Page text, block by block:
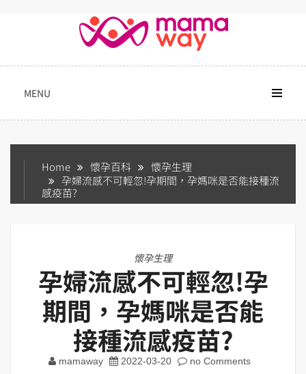
MENU
Home 懷孕百科
懷孕生理
孕婦流感不可輕忽!孕期間，孕媽咪是否能接種流
感疫苗?
懷孕生理
孕婦流感不可輕忽!孕
期間，孕媽咪是否能
接種流感疫苗?
mamaway 2022-03-20 no Comments